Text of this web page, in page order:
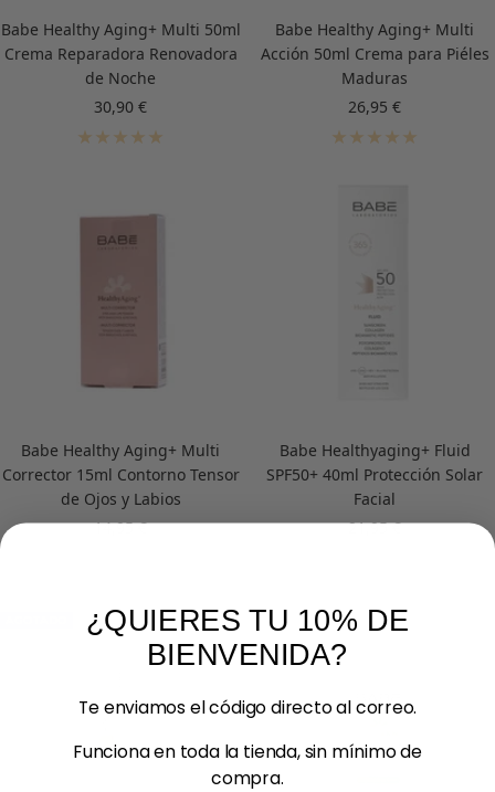
Babe Healthy Aging+ Multi 50ml
Crema Reparadora Renovadora
de Noche
Precio
de
30,90 €
Babe Healthy Aging+ Multi
Acción 50ml Crema para Piéles
Maduras
Precio
de
26,95 €
Babe Healthy Aging+ Multi
Corrector 15ml Contorno Tensor
de Ojos y Labios
Precio
14,95 €
Babe Healthyaging+ Fluid
SPF50+ 40ml Protección Solar
Facial
Precio
21,95 €
¿QUIERES TU 10% DE
BIENVENIDA?
Te enviamos el código directo al correo.
Funciona en toda la tienda, sin mínimo de
compra.